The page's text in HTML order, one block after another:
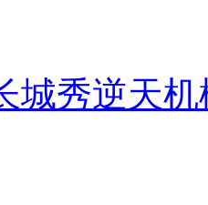
城秀逆天机